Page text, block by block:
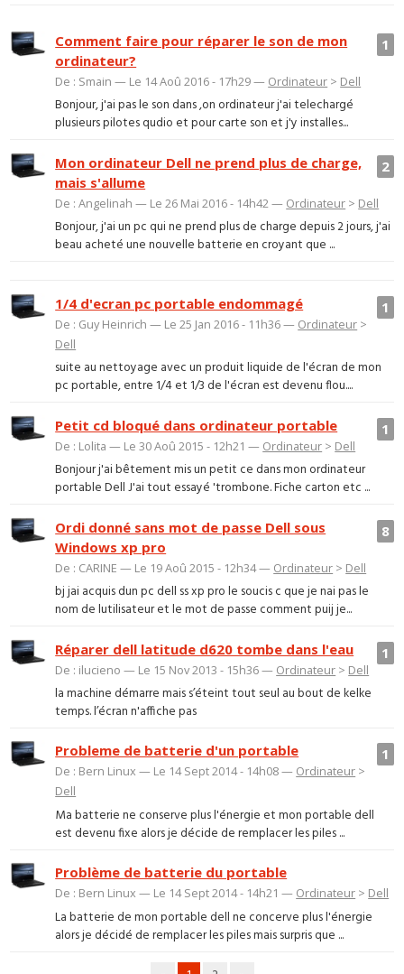
1
Comment faire pour réparer le son de mon
ordinateur?
De : Smain — Le 14 Aoû 2016 - 17h29 — Ordinateur > Dell
Bonjour, j'ai pas le son dans ,on ordinateur j'ai telechargé
plusieurs pilotes qudio et pour carte son et j'y installes...
2
Mon ordinateur Dell ne prend plus de charge,
mais s'allume
De : Angelinah — Le 26 Mai 2016 - 14h42 — Ordinateur > Dell
Bonjour, j'ai un pc qui ne prend plus de charge depuis 2 jours, j'ai
beau acheté une nouvelle batterie en croyant que ...
1
1/4 d'ecran pc portable endommagé
De : Guy Heinrich — Le 25 Jan 2016 - 11h36 — Ordinateur >
Dell
suite au nettoyage avec un produit liquide de l'écran de mon
pc portable, entre 1/4 et 1/3 de l'écran est devenu flou....
1
Petit cd bloqué dans ordinateur portable
De : Lolita — Le 30 Aoû 2015 - 12h21 — Ordinateur > Dell
Bonjour j'ai bêtement mis un petit ce dans mon ordinateur
portable Dell J'ai tout essayé 'trombone. Fiche carton etc ...
8
Ordi donné sans mot de passe Dell sous
Windows xp pro
De : CARINE — Le 19 Aoû 2015 - 12h34 — Ordinateur > Dell
bj jai acquis dun pc dell ss xp pro le soucis c que je nai pas le
nom de lutilisateur et le mot de passe comment puij je...
1
Réparer dell latitude d620 tombe dans l'eau
De : ilucieno — Le 15 Nov 2013 - 15h36 — Ordinateur > Dell
la machine démarre mais s’éteint tout seul au bout de kelke
temps. l’écran n'affiche pas
1
Probleme de batterie d'un portable
De : Bern Linux — Le 14 Sept 2014 - 14h08 — Ordinateur >
Dell
Ma batterie ne conserve plus l'énergie et mon portable dell
est devenu fixe alors je décide de remplacer les piles ...
Problème de batterie du portable
De : Bern Linux — Le 14 Sept 2014 - 14h21 — Ordinateur > Dell
La batterie de mon portable dell ne concerve plus l'énergie
alors je décidé de remplacer les piles mais surpris que ...